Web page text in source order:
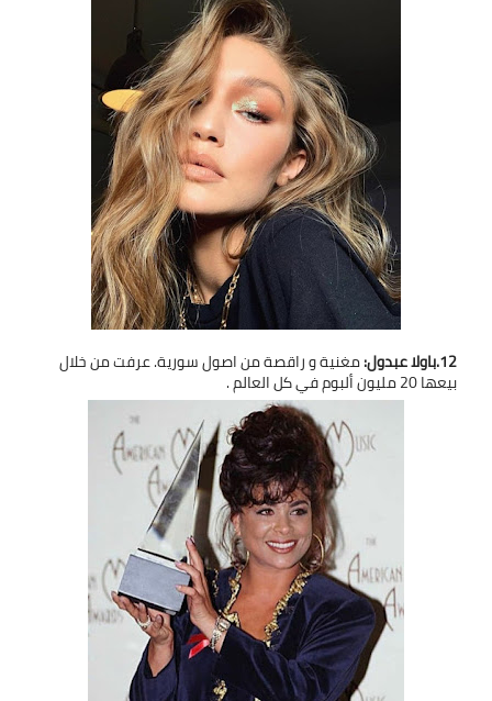
12.باولا عبدول: مغنية و راقصة من اصول سورية. عرفت من خلال
بيعها 20 مليون ألبوم في كل العالم .